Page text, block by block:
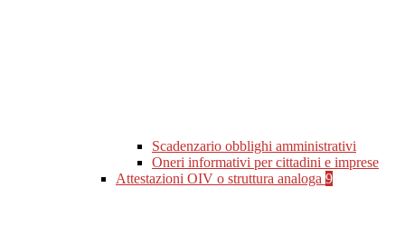
Scadenzario obblighi amministrativi
Oneri informativi per cittadini e imprese
Attestazioni OIV o struttura analoga 9